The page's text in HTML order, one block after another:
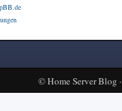
©Home Server Blog